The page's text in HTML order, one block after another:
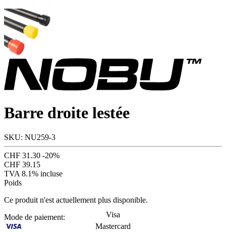
Barre droite lestée
SKU: NU259-3
CHF 31.30 -20%
CHF 39.15
TVA 8.1% incluse
Poids
Ce produit n'est actuellement plus disponible.
Mode de paiement:
Visa
Mastercard